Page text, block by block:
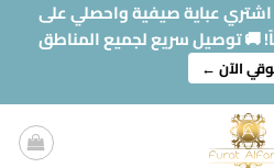
عباية صيفية واحصلي على
🚚 توصيل سريع لجميع المناطق
الآن ←